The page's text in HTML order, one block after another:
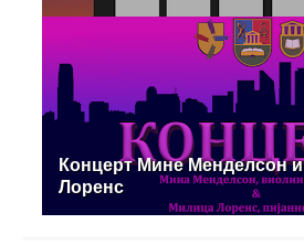
Концерт Мине Менделсон
Лоренс